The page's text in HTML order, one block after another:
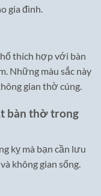
gia đình.
thích hợp với bàn
Những màu sắc này
gian thờ cúng.
bàn thờ trong
kỵ mà bạn cần lưu
không gian sống.